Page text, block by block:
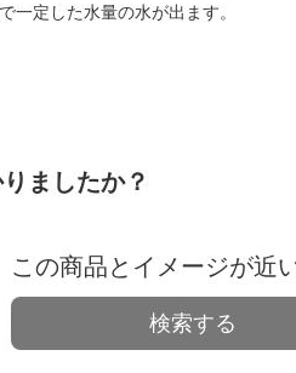
一定した水量の水が出ます。
ましたか？
この商品とイメージが近
検索する